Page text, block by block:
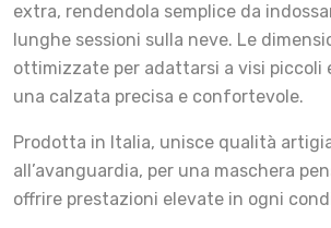
extra, rendendola semplice da
lunghe sessioni sulla neve. Le
ottimizzate per adattarsi a visi piccoli
una calzata precisa e confortevole.
Prodotta in Italia, unisce qualità
all’avanguardia, per una maschera
offrire prestazioni elevate in ogni